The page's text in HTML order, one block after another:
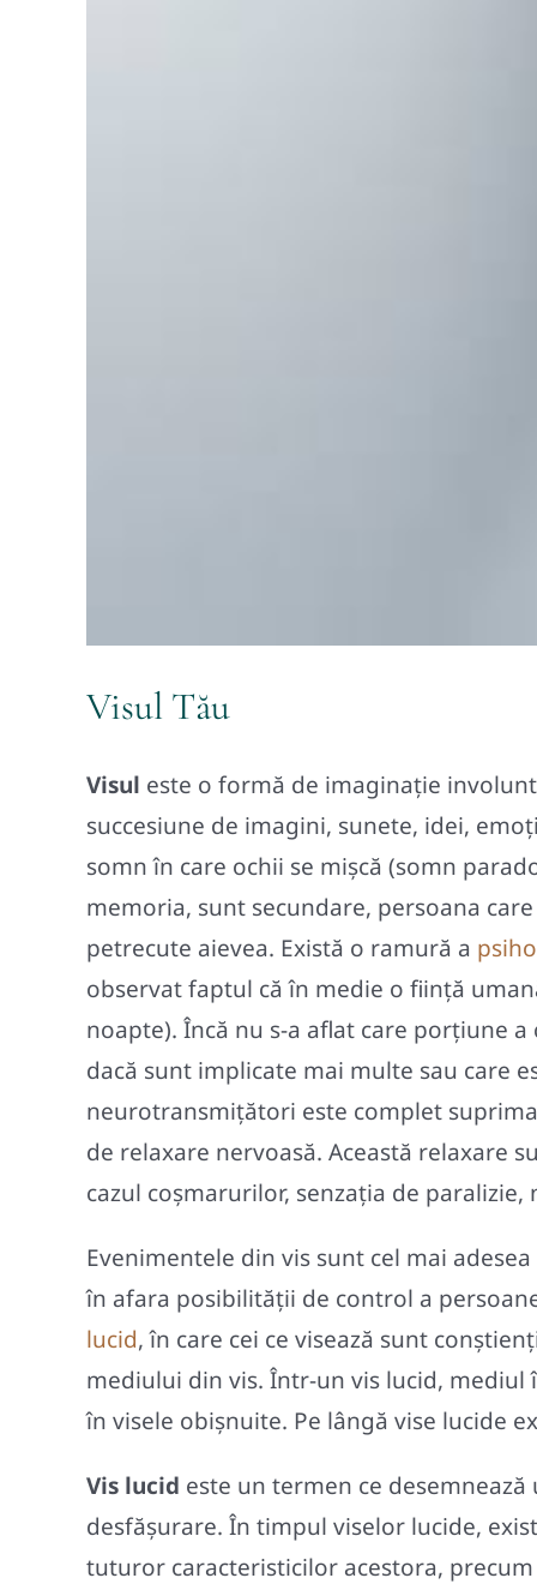
Visul Tău
Visul este o formă de imaginație
succesiune de imagini, sunete, idei,
somn în care ochii se mișcă (somn
memoria, sunt secundare, persoana
petrecute aievea. Există o ramură a
observat faptul că în medie o ființă
noapte). Încă nu s-a aflat care porțiune
dacă sunt implicate mai multe sau care
neurotransmițători este complet
de relaxare nervoasă. Această relaxare
cazul coșmarurilor, senzația de paralizie,
Evenimentele din vis sunt cel mai
în afara posibilității de control a
lucid, în care cei ce visează sunt
mediului din vis. Într-un vis lucid,
în visele obișnuite. Pe lângă vise lucide
Vis lucid este un termen ce desemnează
desfășurare. În timpul viselor lucide,
tuturor caracteristicilor acestora,